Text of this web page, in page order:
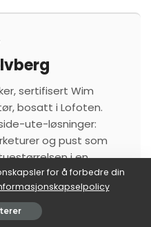
sertifisert Wim
bosatt i Lofoten.
ute-løsninger:
og pust som
i en
for å forbedre din